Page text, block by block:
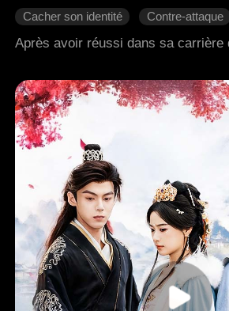
Cacher son identité
Contre-attaque
Amour moderne